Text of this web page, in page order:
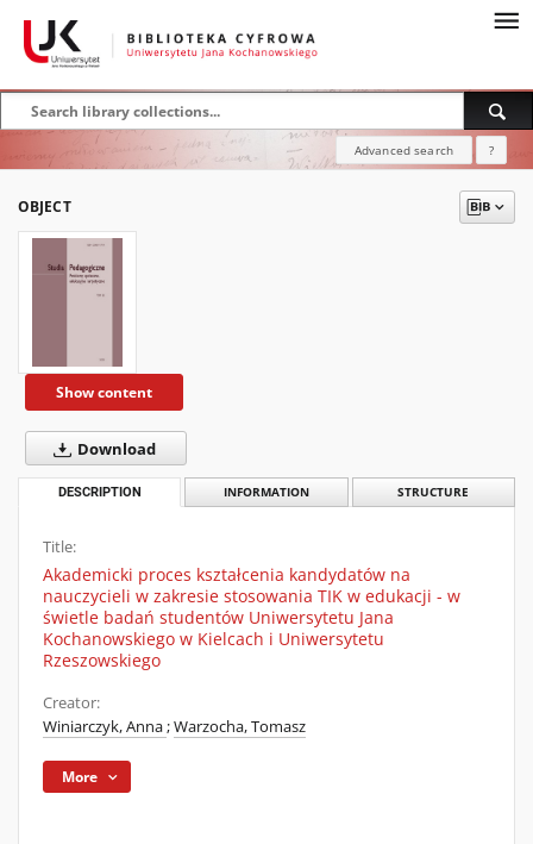
Advanced search ?
OBJECT
Show content
Download
DESCRIPTION INFORMATION STRUCTURE
Title:
Akademicki proces kształcenia kandydatów na
nauczycieli w zakresie stosowania TIK w edukacji - w
świetle badań studentów Uniwersytetu Jana
Kochanowskiego w Kielcach i Uniwersytetu
Rzeszowskiego
Creator:
Winiarczyk, Anna;Warzocha, Tomasz
More